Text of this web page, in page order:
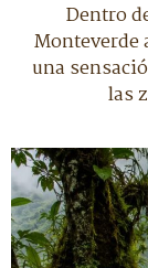
Dentro
una
las